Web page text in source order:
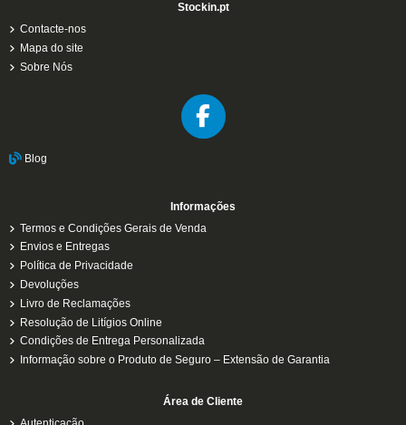
Stockin.pt
Contacte-nos
Mapa do site
Sobre Nós
Blog
Informações
Termos e Condições Gerais de Venda
Envios e Entregas
Política de Privacidade
Devoluções
Livro de Reclamações
Resolução de Litígios Online
Condições de Entrega Personalizada
Informação sobre o Produto de Seguro – Extensão de Garantia
Área de Cliente